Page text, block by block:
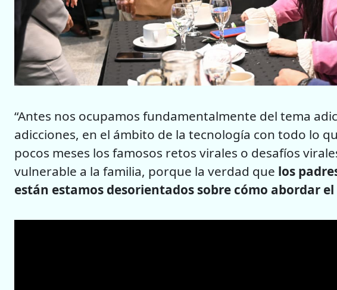
“Antes nos ocupamos fundamentalmente del tema
adicciones, en el ámbito de la tecnología con todo lo
pocos meses los famosos retos virales o desafíos
vulnerable a la familia, porque la verdad que los
están estamos desorientados sobre cómo abordar